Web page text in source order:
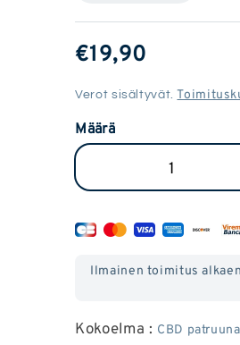
Tavallinen
hinta
€19,90
Verot sisältyvät.
Määrä
CBD
määrää
Ilmainen toimitus
Kokoelma : CBD